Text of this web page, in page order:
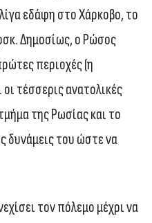
εδάφη στο Χάρκοβο, το
Δημοσίως, ο Ρώσος
περιοχές (η
τέσσερις ανατολικές
της Ρωσίας και το
δυνάμεις του ώστε να
τον πόλεμο μέχρι να